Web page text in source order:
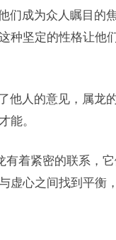
们成为众人瞩目的
种坚定的性格让他
他人的意见，属龙
能。
有着紧密的联系，
虚心之间找到平衡